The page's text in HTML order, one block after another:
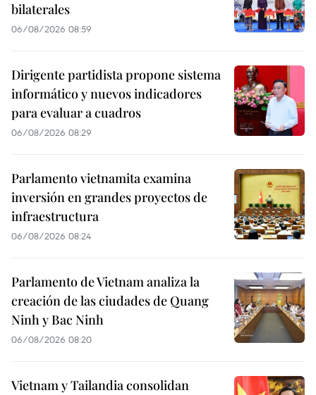
bilaterales
06/08/2026 08:59
Dirigente partidista propone sistema
informático y nuevos indicadores
para evaluar a cuadros
06/08/2026 08:29
Parlamento vietnamita examina
inversión en grandes proyectos de
infraestructura
06/08/2026 08:24
Parlamento de Vietnam analiza la
creación de las ciudades de Quang
Ninh y Bac Ninh
06/08/2026 08:20
Vietnam y Tailandia consolidan